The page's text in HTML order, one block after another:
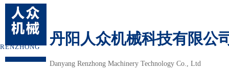
RENZHONG 丹阳人众机械科技有限公
Danyang Renzhong Machinery Technology Co., Ltd